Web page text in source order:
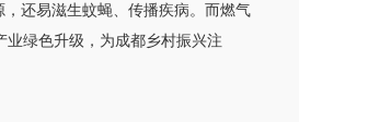
还易滋生蚊蝇、传播疾病。而燃气
业绿色升级，为成都乡村振兴注